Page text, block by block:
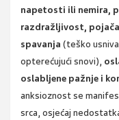
napetosti ili nemira,
razdražljivost,
spavanja (teško
opterećujući snovi),
oslabljene pažnje i
anksioznost se
srca, osjećaj